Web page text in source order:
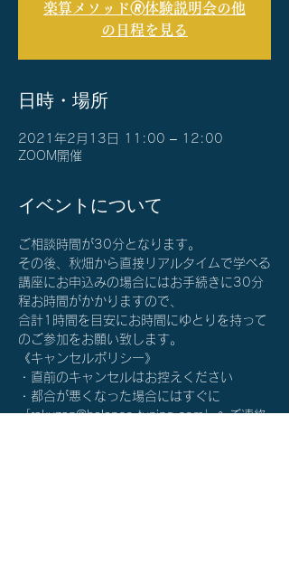
楽算メソッド🄬体験説明会の他
の日程を見る
日時・場所
2021年2月13日 11:00 – 12:00
ZOOM開催
イベントについて
ご相談時間が30分となります。
その後、秋畑から直接リアルタイムで学べる
講座にお申込みの場合にはお手続きに30分
程お時間がかかりますので、
合計1時間を目安にお時間にゆとりを持って
のご参加をお願い致します。
《キャンセルポリシー》
・直前のキャンセルはお控えください
・都合が悪くなった場合にはすぐに
「rakuzan@balance-tuning.com」へご連絡